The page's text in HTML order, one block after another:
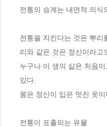
전통의 승계는 내면적 의식
전통을 지킨다는 것은 뿌
리와 같은 것은 정신이라
누구나 이 생의 삶은 처음
있다.
몸은 정신이 입은 멋진 옷
전통이 표출되는 유물